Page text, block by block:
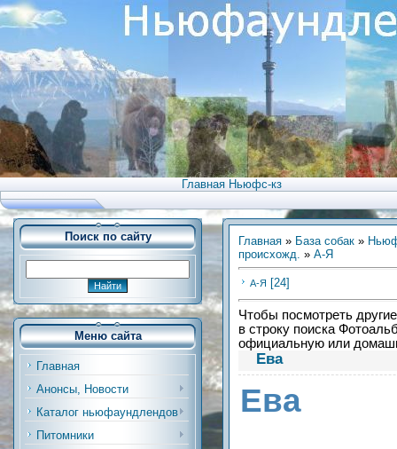
Главная Ньюфс-кз
Поиск по сайту
Меню сайта
Главная
Анонсы, Новости
Каталог ньюфаундлендов
Питомники
Главная » База собак »
происхожд. » А-Я
А-Я [24]
Чтобы посмотреть
в строку поиска
официальную или
Ева
Ева